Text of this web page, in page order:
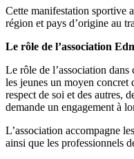
Cette manifestation sportive
région et pays d’origine au
Le rôle de l’association
Le rôle de l’association
les jeunes un moyen concret
respect de soi et des autres,
demande un engagement à
L’association accompagne
ainsi que les professionnels